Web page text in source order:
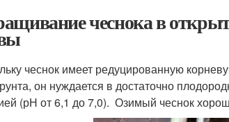
чеснока в
чеснок имеет редуцированную
он нуждается в достаточно
(рН от 6,1 до 7,0). Озимый чеснок